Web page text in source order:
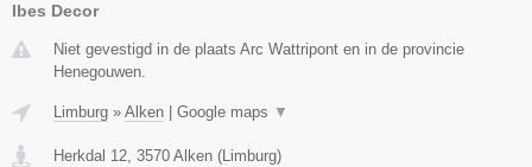
Ibes Decor
Niet gevestigd in de plaats Arc Wattripont en in de provincie
Henegouwen.
Limburg » Alken Google maps ▼
Herkdal 12, 3570 Alken (Limburg)